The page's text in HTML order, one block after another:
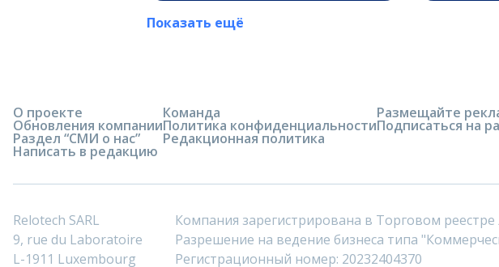
Показать ещё
О проекте
Обновления компании
Раздел “СМИ о нас”
Написать в редакцию
Команда
Политика конфиденциальности
Редакционная политика
Размещайте
Подписаться на
Relotech SARL
9, rue du Laboratoire
L-1911 Luxembourg
Компания зарегистрирована в Торговом
Разрешение на ведение бизнеса типа
Регистрационный номер: 20232404370